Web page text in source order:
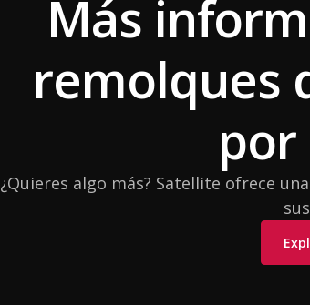
Más
remolques
¿Quieres algo más? Satellite ofrece